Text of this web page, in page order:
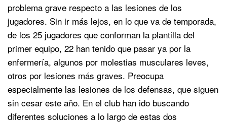
problema grave respecto a las lesiones de los
jugadores. Sin ir más lejos, en lo que va de temporada,
de los 25 jugadores que conforman la plantilla del
primer equipo, 22 han tenido que pasar ya por la
enfermería, algunos por molestias musculares leves,
otros por lesiones más graves. Preocupa
especialmente las lesiones de los defensas, que siguen
sin cesar este año. En el club han ido buscando
diferentes soluciones a lo largo de estas dos